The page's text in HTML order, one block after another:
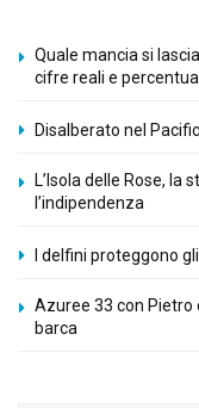
Quale mancia si
cifre reali e
Disalberato nel
L’Isola delle Rose, la
l’indipendenza
I delfini proteggono
Azuree 33 con Pietro
barca